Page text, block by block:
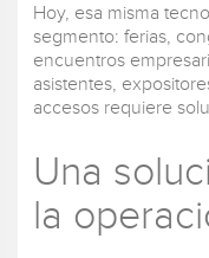
Hoy, esa misma
segmento: ferias,
encuentros
asistentes,
accesos requiere
Una
la